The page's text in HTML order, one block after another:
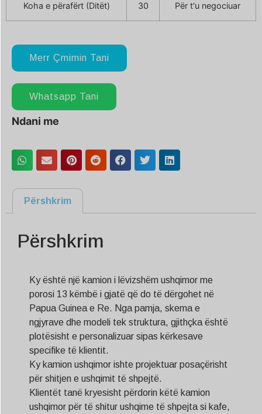
Koha e përafërt (Ditët) 30 Për t'u negociuar
Merr Çmimin Tani
Whatsapp Tani
Ndani me
Përshkrim
Përshkrim
Ky është një kamion i lëvizshëm ushqimor me
porosi 13 këmbë i gjatë që do të dërgohet në
Papua Guinea e Re. Nga pamja, skema e
ngjyrave dhe modeli tek struktura, gjithçka është
plotësisht e personalizuar sipas kërkesave
specifike të klientit.
Ky kamion ushqimor ishte projektuar posaçërisht
për shitjen e ushqimit të shpejtë.
Klientët tanë kryesisht përdorin këtë kamion
ushqimor për të shitur ushqime të shpejta si kafe,